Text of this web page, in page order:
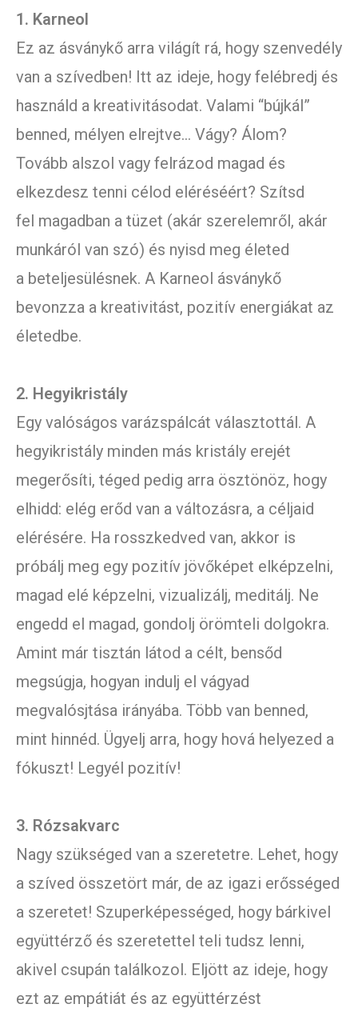
1. Karneol
Ez az ásványkő arra világít rá, hogy szenvedély
van a szívedben! Itt az ideje, hogy felébredj és
használd a kreativitásodat. Valami “bújkál”
benned, mélyen elrejtve… Vágy? Álom?
Tovább alszol vagy felrázod magad és
elkezdesz tenni célod eléréséért? Szítsd
fel magadban a tüzet (akár szerelemről, akár
munkáról van szó) és nyisd meg életed
a beteljesülésnek. A Karneol ásványkő
bevonzza a kreativitást, pozitív energiákat az
életedbe.
2. Hegyikristály
Egy valóságos varázspálcát választottál. A
hegyikristály minden más kristály erejét
megerősíti, téged pedig arra ösztönöz, hogy
elhidd: elég erőd van a változásra, a céljaid
elérésére. Ha rosszkedved van, akkor is
próbálj meg egy pozitív jövőképet elképzelni,
magad elé képzelni, vizualizálj, meditálj. Ne
engedd el magad, gondolj örömteli dolgokra.
Amint már tisztán látod a célt, bensőd
megsúgja, hogyan indulj el vágyad
megvalósjtása irányába. Több van benned,
mint hinnéd. Ügyelj arra, hogy hová helyezed a
fókuszt! Legyél pozitív!
3. Rózsakvarc
Nagy szükséged van a szeretetre. Lehet, hogy
a szíved összetört már, de az igazi erősséged
a szeretet! Szuperképességed, hogy bárkivel
együttérző és szeretettel teli tudsz lenni,
akivel csupán találkozol. Eljött az ideje, hogy
ezt az empátiát és az együttérzést